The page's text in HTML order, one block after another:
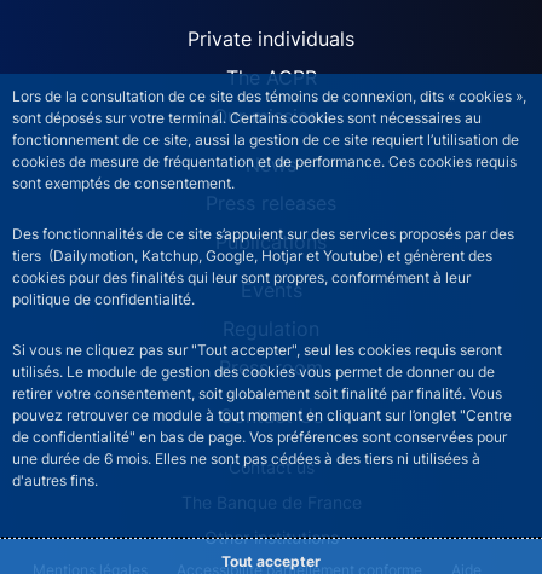
Lors de la consultation de ce site des témoins de connexion, dits « cookies »,
sont déposés sur votre terminal. Certains cookies sont nécessaires au
fonctionnement de ce site, aussi la gestion de ce site requiert l’utilisation de
cookies de mesure de fréquentation et de performance. Ces cookies requis
sont exemptés de consentement.
Des fonctionnalités de ce site s’appuient sur des services proposés par des
tiers (Dailymotion, Katchup, Google, Hotjar et Youtube) et génèrent des
cookies pour des finalités qui leur sont propres, conformément à leur
politique de confidentialité.
Si vous ne cliquez pas sur "Tout accepter", seul les cookies requis seront
utilisés. Le module de gestion des cookies vous permet de donner ou de
retirer votre consentement, soit globalement soit finalité par finalité. Vous
pouvez retrouver ce module à tout moment en cliquant sur l’onglet "Centre
de confidentialité" en bas de page. Vos préférences sont conservées pour
une durée de 6 mois. Elles ne sont pas cédées à des tiers ni utilisées à
d'autres fins.
Tout accepter
ACPR site navigation
Private individuals
The ACPR
Our missions
News
Press releases
Publications
Events
Regulation
Press room
Contact Us
ACPR footer secondary menu (English)
Contact us
The Banque de France
Other institutions
Mentions légales Accessibilité partiellement conforme Aide